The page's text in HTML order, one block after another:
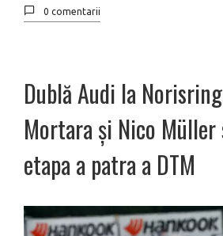
0 comentarii
Dublă Audi la
Mortara și Nico
etapa a patra a DTM